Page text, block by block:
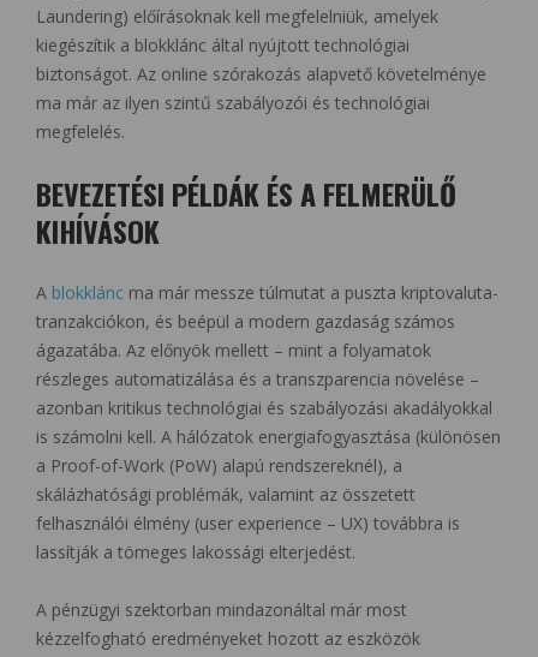
Laundering) előírásoknak kell megfelelniük, amelyek
kiegészítik a blokklánc által nyújtott technológiai
biztonságot. Az online szórakozás alapvető követelménye
ma már az ilyen szintű szabályozói és technológiai
megfelelés.
BEVEZETÉSI PÉLDÁK ÉS A FELMERÜLŐ
KIHÍVÁSOK
A blokklánc ma már messze túlmutat a puszta kriptovaluta-
tranzakciókon, és beépül a modern gazdaság számos
ágazatába. Az előnyök mellett – mint a folyamatok
részleges automatizálása és a transzparencia növelése –
azonban kritikus technológiai és szabályozási akadályokkal
is számolni kell. A hálózatok energiafogyasztása (különösen
a Proof-of-Work (PoW) alapú rendszereknél), a
skálázhatósági problémák, valamint az összetett
felhasználói élmény (user experience – UX) továbbra is
lassítják a tömeges lakossági elterjedést.
A pénzügyi szektorban mindazonáltal már most
kézzelfogható eredményeket hozott az eszközök